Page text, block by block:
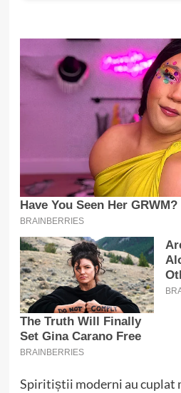
Spiritiștii moderni au cuplat